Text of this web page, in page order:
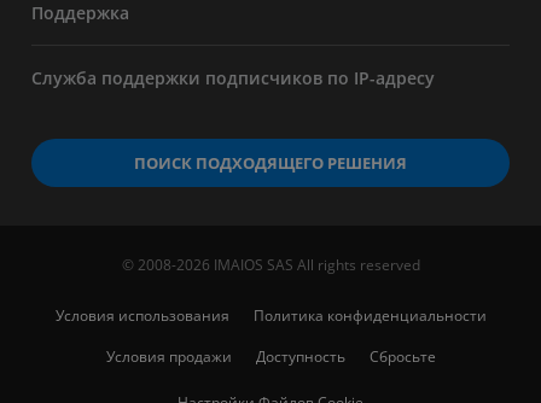
Поддержка
Служба поддержки подписчиков по IP-адресу
ПОИСК ПОДХОДЯЩЕГО РЕШЕНИЯ
© 2008-2026 IMAIOS SAS All rights reserved
Условия использования
Политика конфиденциальности
Условия продажи
Доступность Сбросьте